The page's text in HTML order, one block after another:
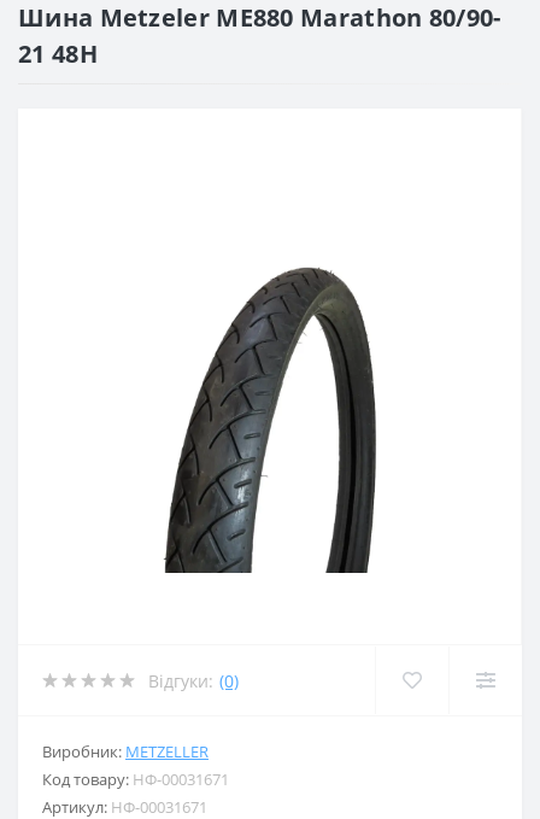
Шина Metzeler ME880 Marathon 80/90-
21 48H
Відгуки: (0)
Виробник: METZELLER
Код товару: НФ-00031671
Артикул: НФ-00031671